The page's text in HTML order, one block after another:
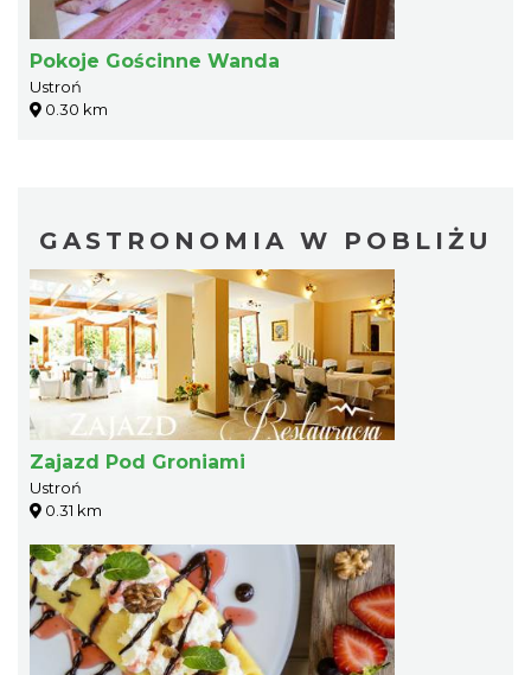
Pokoje Gościnne Wanda
Ustroń
0.30 km
GASTRONOMIA W POBLIŻU
Zajazd Pod Groniami
Ustroń
0.31 km